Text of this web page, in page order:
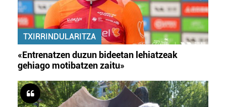
TXIRRINDULARITZA
«Entrenatzen duzun bideetan lehiatzeak
gehiago motibatzen zaitu»